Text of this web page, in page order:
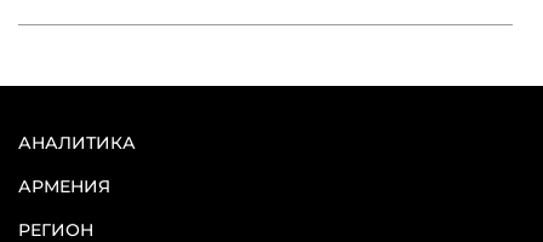
АНАЛИТИКА
АРМЕНИЯ
РЕГИОН